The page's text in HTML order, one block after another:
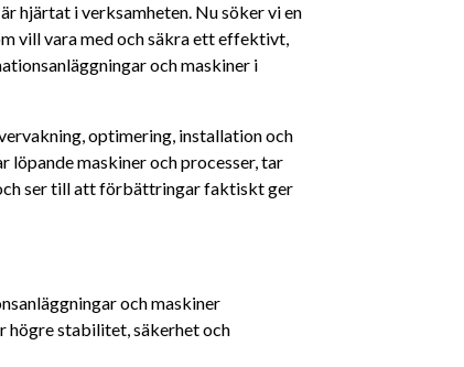
hjärtat i verksamheten. Nu söker vi en
vill vara med och säkra ett effektivt,
och maskiner i
optimering, installation och
maskiner och processer, tar
ser till att förbättringar faktiskt ger
och maskiner
stabilitet, säkerhet och